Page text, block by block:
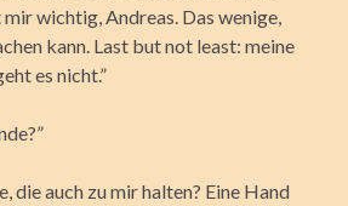
wichtig, Andreas. Das wenige,
kann. Last but not least: meine
es nicht.”
die auch zu mir halten? Eine Hand